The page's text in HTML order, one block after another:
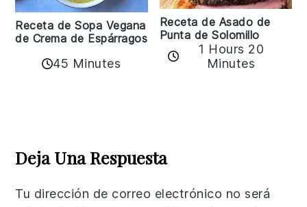
Receta de Sopa Vegana
de Crema de Espárragos
45 Minutes
Receta de Asado de
Punta de Solomillo
1 Hours 20
Minutes
Interactions
Deja Una Respuesta
Tu dirección de correo electrónico no será